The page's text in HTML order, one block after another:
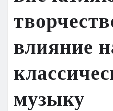
влияние
музыку